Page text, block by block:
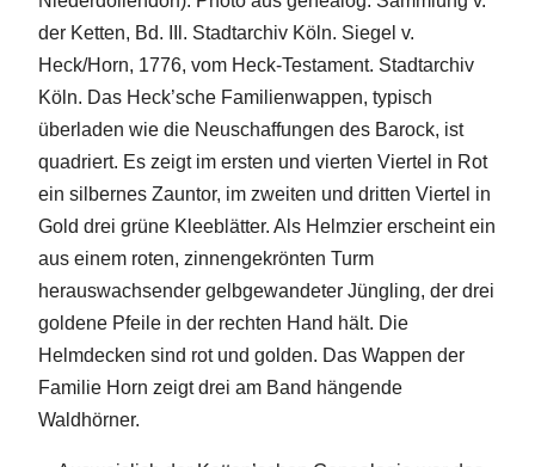
der Ketten, Bd. IIl. Stadtarchiv Köln. Siegel v.
Heck/Horn, 1776, vom Heck-Testament. Stadtarchiv
Köln. Das Heck’sche Familienwappen, typisch
überladen wie die Neuschaffungen des Barock, ist
quadriert. Es zeigt im ersten und vierten Viertel in Rot
ein silbernes Zauntor, im zweiten und dritten Viertel in
Gold drei grüne Kleeblätter. Als Helmzier erscheint ein
aus einem roten, zinnengekrönten Turm
herauswachsender gelbgewandeter Jüngling, der drei
goldene Pfeile in der rechten Hand hält. Die
Helmdecken sind rot und golden. Das Wappen der
Familie Horn zeigt drei am Band hängende
Waldhörner.